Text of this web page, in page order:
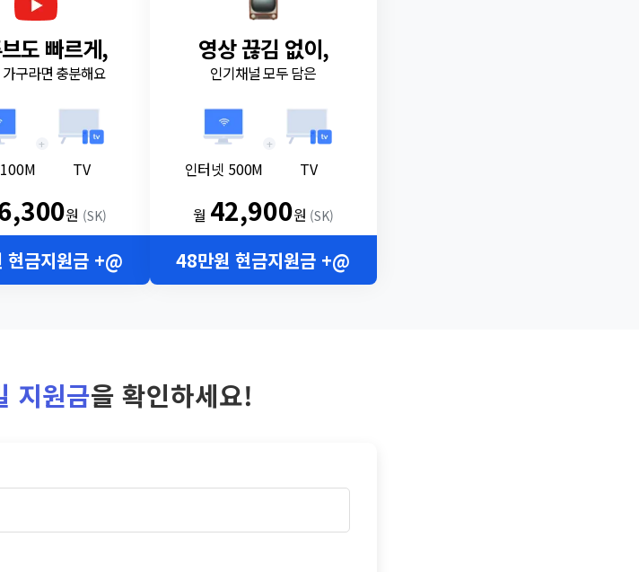
도 빠르게,
구라면 충분해요
+
TV
원 (SK)
현금지원금 +@
영상 끊김 없이,
인기채널 모두 담은
인터넷 500M
+
TV
월 42,900원 (SK)
48만원 현금지원금 +@
지원금을 확인하세요!